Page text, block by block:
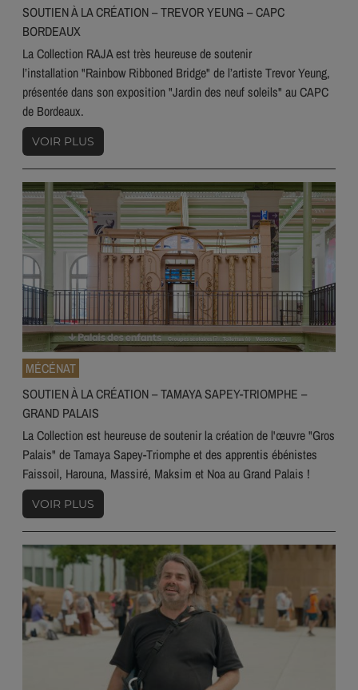
SOUTIEN À LA CRÉATION – TREVOR YEUNG – CAPC
BORDEAUX
La Collection RAJA est très heureuse de soutenir
l’installation "Rainbow Ribboned Bridge" de l’artiste Trevor Yeung,
présentée dans son exposition "Jardin des neuf soleils" au CAPC
de Bordeaux.
VOIR PLUS
MÉCÉNAT
SOUTIEN À LA CRÉATION – TAMAYA SAPEY-TRIOMPHE –
GRAND PALAIS
La Collection est heureuse de soutenir la création de l'œuvre "Gros
Palais" de Tamaya Sapey-Triomphe et des apprentis ébénistes
Faissoil, Harouna, Massiré, Maksim et Noa au Grand Palais !
VOIR PLUS